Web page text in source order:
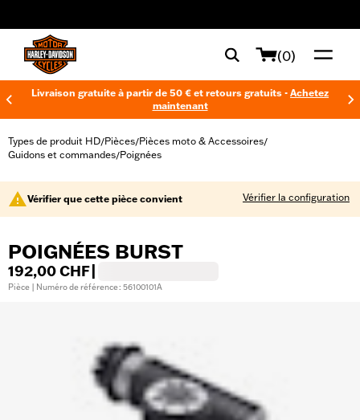
(0)
Livraison gratuite à partir de 50 € et retours gratuits - Achetez
maintenant
Types de produit HD/Pièces/Pièces moto & Accessoires/
Guidons et commandes/Poignées
Vérifier que cette pièce convient Vérifier la configuration
POIGNÉES BURST
192,00 CHF
Pièce | Numéro de référence : 56100101A